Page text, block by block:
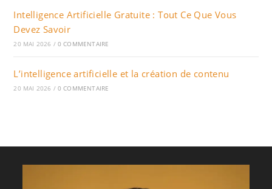
Intelligence Artificielle Gratuite : Tout Ce Que Vous
Devez Savoir
20 MAI 2026 / 0 COMMENTAIRE
L’intelligence artificielle et la création de contenu
20 MAI 2026 / 0 COMMENTAIRE